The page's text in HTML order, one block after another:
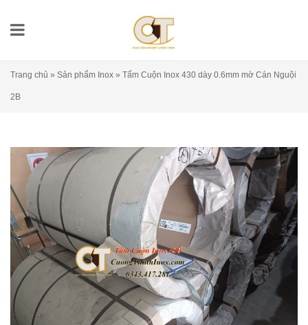
Trang chủ » Sản phẩm Inox » Tấm Cuộn Inox 430 dày 0.6mm mờ Cán Nguội
2B